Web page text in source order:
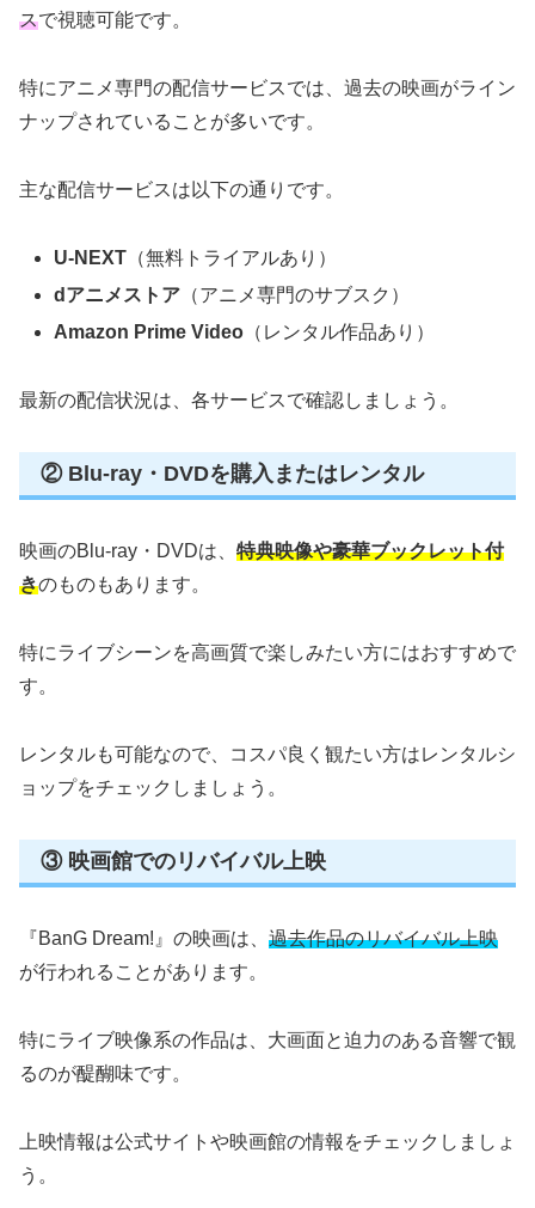
スで視聴可能です。
特にアニメ専門の配信サービスでは、過去の映画がライン
ナップされていることが多いです。
主な配信サービスは以下の通りです。
U-NEXT （無料トライアルあり）
dアニメストア （アニメ専門のサブスク）
Amazon Prime Video （レンタル作品あり）
最新の配信状況は、各サービスで確認しましょう。
② Blu-ray・DVDを購入またはレンタル
映画のBlu-ray・DVDは、 特典映像や豪華ブックレット付
きのものもあります。
特にライブシーンを高画質で楽しみたい方にはおすすめで
す。
レンタルも可能なので、コスパ良く観たい方はレンタルシ
ョップをチェックしましょう。
③ 映画館でのリバイバル上映
『BanG Dream!』の映画は、 過去作品のリバイバル上映
が行われることがあります。
特にライブ映像系の作品は、大画面と迫力のある音響で観
るのが醍醐味です。
上映情報は公式サイトや映画館の情報をチェックしましょ
う。